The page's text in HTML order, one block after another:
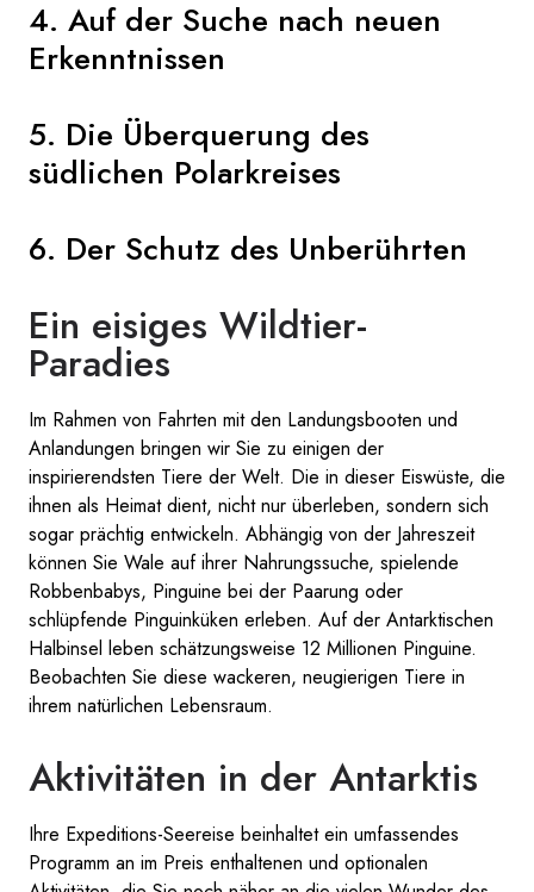
4. Auf der Suche nach neuen
Erkenntnissen
5. Die Überquerung des
südlichen Polarkreises
6. Der Schutz des Unberührten
Ein eisiges Wildtier-
Paradies
Im Rahmen von Fahrten mit den Landungsbooten und
Anlandungen bringen wir Sie zu einigen der
inspirierendsten Tiere der Welt. Die in dieser Eiswüste, die
ihnen als Heimat dient, nicht nur überleben, sondern sich
sogar prächtig entwickeln. Abhängig von der Jahreszeit
können Sie Wale auf ihrer Nahrungssuche, spielende
Robbenbabys, Pinguine bei der Paarung oder
schlüpfende Pinguinküken erleben. Auf der Antarktischen
Halbinsel leben schätzungsweise 12 Millionen Pinguine.
Beobachten Sie diese wackeren, neugierigen Tiere in
ihrem natürlichen Lebensraum.
Aktivitäten in der Antarktis
Ihre Expeditions-Seereise beinhaltet ein umfassendes
Programm an im Preis enthaltenen und optionalen